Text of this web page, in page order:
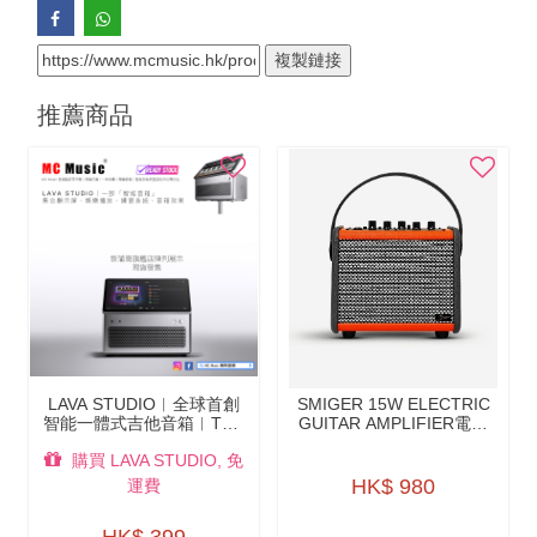
複製鏈接
推薦商品
LAVA STUDIO︱全球首創
智能一體式吉他音箱︱THE
ADVANCED AMP︱香港國
際版原裝行貨（免運費）
（新蒲崗旗艦店現貨發售）
購買 LAVA STUDIO, 免
運費
SMIGER 15W ELECTRIC
GUITAR AMPLIFIER電結
HK$ 980